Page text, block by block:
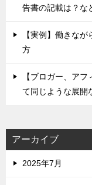
告書の記載は？な
【実例】働きな
方
【ブロガー、ア
て同じような展開
アーカイブ
2025年7月